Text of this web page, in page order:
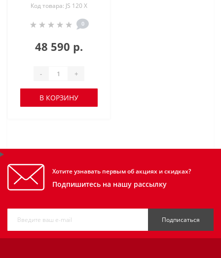
Код товара: JS 120 X
0
48 590 р.
- +
В КОРЗИНУ
Хотите узнавать первым об акциях и скидках?
Подпишитесь на нашу рассылку
Подписаться